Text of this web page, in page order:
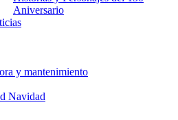
Aniversario
y mantenimiento
Navidad